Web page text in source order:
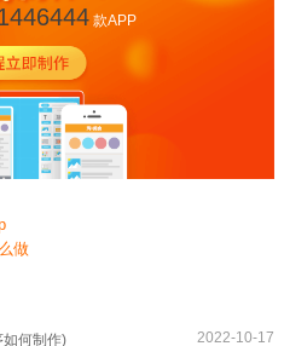
款APP
做
何制作) 2022-10-17